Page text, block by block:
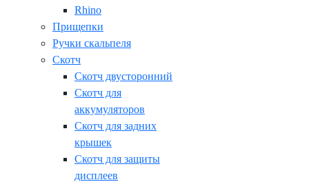
Rhino
Прищепки
Ручки скальпеля
Скотч
Скотч двусторонний
Скотч для
аккумуляторов
Скотч для задних
крышек
Скотч для защиты
дисплеев